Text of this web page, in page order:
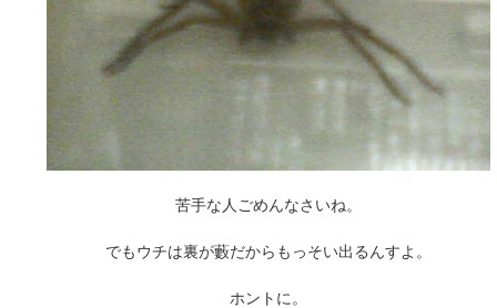
苦手な人ごめんなさいね。
でもウチは裏が藪だからもっそい出るんすよ。
ホントに。